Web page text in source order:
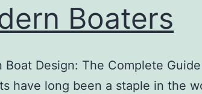
Boaters
Boat Design: The Complete
have long been a staple in the